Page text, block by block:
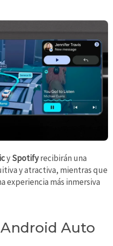
ySpotifyrecibirán una
y atractiva, mientras que
experiencia más inmersiva
Auto